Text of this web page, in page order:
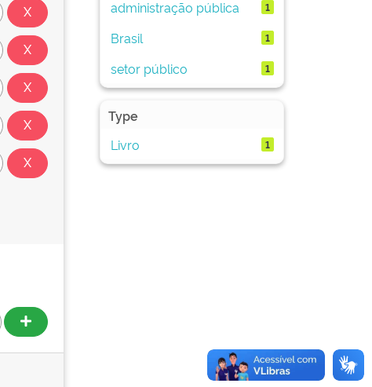
administração pública
1
Brasil 1
setor público 1
Type
Livro
1